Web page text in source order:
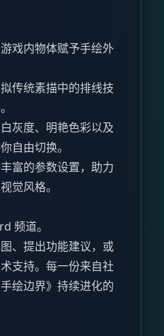
戏内物体赋予手绘外
传统素描中的排线技
灰度、明艳色彩以及
自由切换。
富的参数设置，助力
觉风格。
频道。
、提出功能建议，或
支持。每一份来自社
绘边界》持续进化的